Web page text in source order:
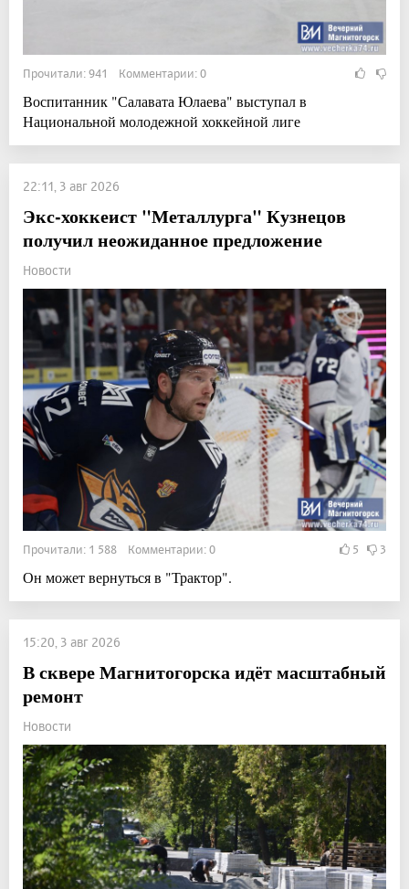
Прочитали: 941 Комментарии: 0
Воспитанник "Салавата Юлаева" выступал в
Национальной молодежной хоккейной лиге
22:11, 3 авг 2026
Экс-хоккеист "Металлурга" Кузнецов
получил неожиданное предложение
Новости
Прочитали: 1 588 Комментарии: 0 5 3
Он может вернуться в "Трактор".
15:20, 3 авг 2026
В сквере Магнитогорска идёт масштабный
ремонт
Новости